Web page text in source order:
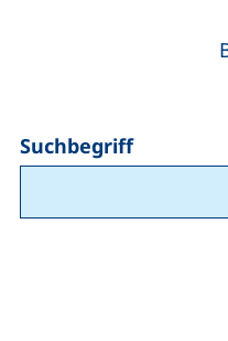
Suchbegriff